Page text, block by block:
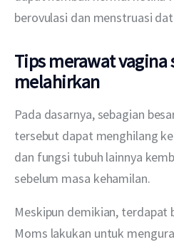
berovulasi dan menstruasi
Tips merawat vagina
melahirkan
Pada dasarnya, sebagian
tersebut dapat menghilang
dan fungsi tubuh lainnya
sebelum masa kehamilan.
Meskipun demikian, terdapat
Moms lakukan untuk